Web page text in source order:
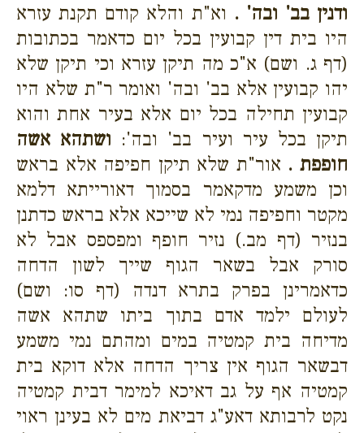
ודנין בב' ובה' . וא"ת והלא קודם תקנת עזרא
היו בית דין קבועין בכל יום כדאמר בכתובות
(דף ג. ושם) א"כ מה תיקן עזרא וכי תיקן שלא
יהו קבועין אלא בב' ובה' ואומר ר"ת שלא היו
קבועין תחילה בכל יום אלא בעיר אחת והוא
תיקן בכל עיר ועיר בב' ובה': ושתהא אשה
חופפת . אור"ת שלא תיקן חפיפה אלא בראש
וכן משמע מדקאמר בסמוך דאורייתא דלמא
מקטר וחפיפה נמי לא שייכא אלא בראש כדתנן
בנזיר (דף מב.) נזיר חופף ומפספס אבל לא
סורק אבל בשאר הגוף שייך לשון הדחה
כדאמרינן בפרק בתרא דנדה (דף סו: ושם)
לעולם ילמד אדם בתוך ביתו שתהא אשה
מדיחה בית קמטיה במים ומהתם נמי משמע
דבשאר הגוף אין צריך הדחה אלא דוקא בית
קמטיה אף על גב דאיכא למימר דבית קמטיה
נקט לרבותא דאע"ג דביאת מים לא בעינן ראוי